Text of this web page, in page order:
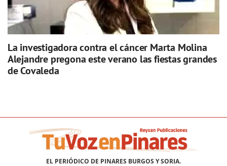
La investigadora contra el cáncer Marta Molina
Alejandre pregona este verano las fiestas grandes
de Covaleda
EL PERIÓDICO DE PINARES BURGOS Y SORIA.